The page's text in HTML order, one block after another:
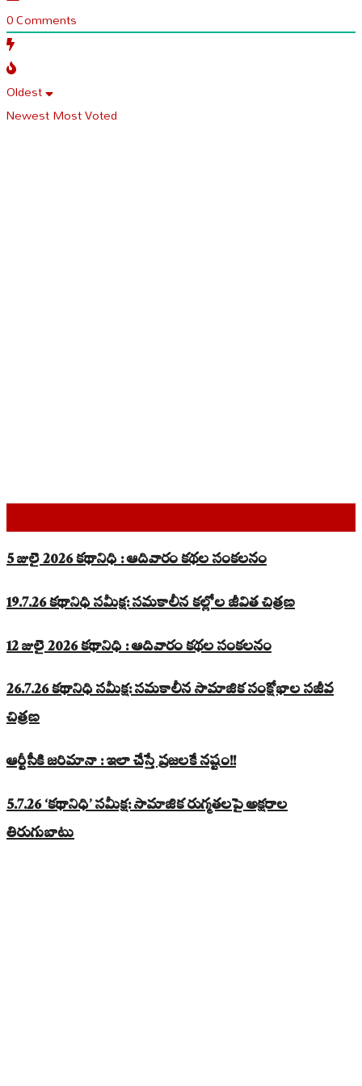
0Comments
Oldest
NewestMost Voted
5 జులై 2026 కథానిధి : ఆదివారం కథల సంకలనం
19.7.26 కథానిధి సమీక్ష: సమకాలీన కల్లోల జీవిత చిత్రణ
12 జులై 2026 కథానిధి : ఆదివారం కథల సంకలనం
26.7.26 కథానిధి సమీక్ష: సమకాలీన సామాజిక సంక్షోభాల సజీవ
చిత్రణ
ఆర్టీసీకి జరిమానా : ఇలా చేస్తే ప్రజలకే నష్టం!!
5.7.26 ‘కథానిధి’ సమీక్ష: సామాజిక రుగ్మతలపై అక్షరాల
తిరుగుబాటు